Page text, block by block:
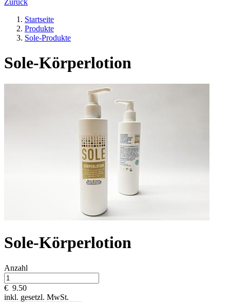
Startseite
Produkte
Sole-Produkte
Sole-Körperlotion
Sole-Körperlotion
Anzahl
€ 9.50
inkl. gesetzl. MwSt.